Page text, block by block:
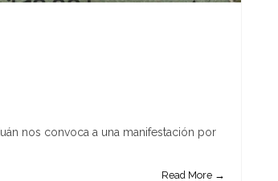
nos convoca a una manifestación por
Read More →